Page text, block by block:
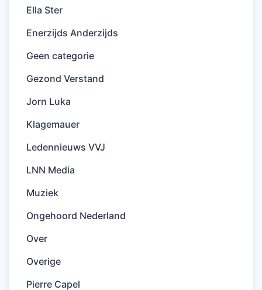
Ella Ster
Enerzijds Anderzijds
Geen categorie
Gezond Verstand
Jorn Luka
Klagemauer
Ledennieuws VVJ
LNN Media
Muziek
Ongehoord Nederland
Over
Overige
Pierre Capel